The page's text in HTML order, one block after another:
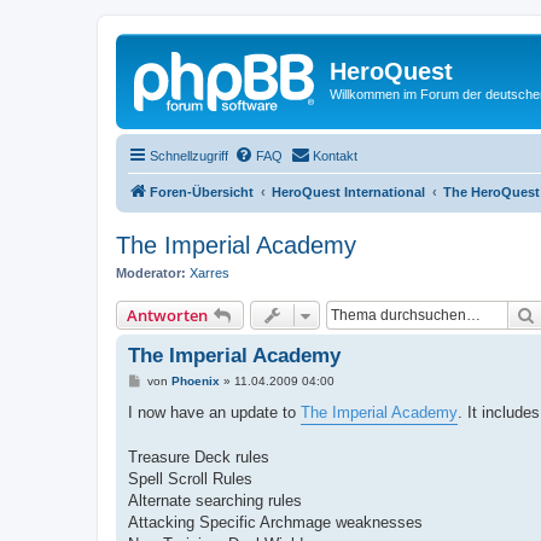
HeroQuest
Willkommen im Forum der
Schnellzugriff FAQ Kontakt
Foren-Übersicht HeroQuest International The
The Imperial Academy
Moderator: Xarres
Antworten
The Imperial Academy
B
i
a
g
von Phoenix » 11.04.2009 04:00
I now have an update to The Imperial Academy. It
Treasure Deck rules
Spell Scroll Rules
Alternate searching rules
Attacking Specific Archmage weaknesses